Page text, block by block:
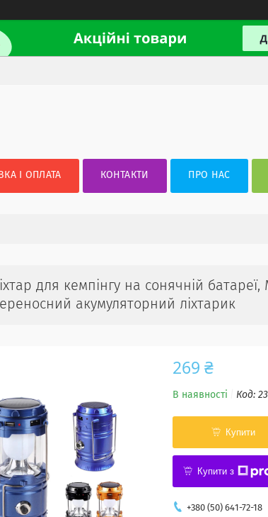
І ОПЛАТА КОНТАКТИ ПРО НАС
для кемпінгу на сонячній
акумуляторний ліхтарик
269 ₴
В наявності Код:
Купити
Купити з
+380 (50) 641-72-18